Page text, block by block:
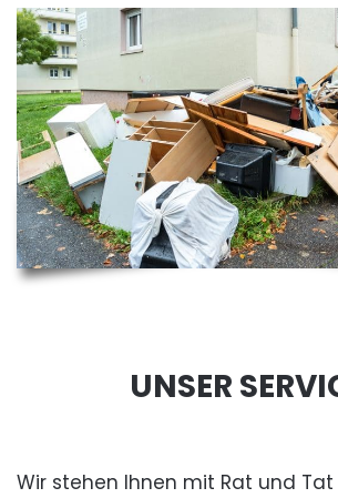
UNSER
Wir stehen Ihnen mit Rat und Tat